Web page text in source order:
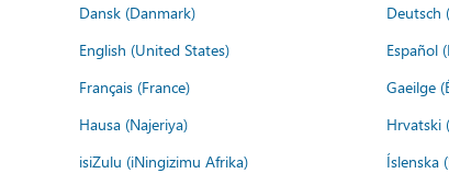
Dansk (Danmark)
Deutsch
English (United States)
Español
Français (France)
Gaeilge
Hausa (Najeriya)
Hrvatski
isiZulu (iNingizimu Afrika)
Íslenska